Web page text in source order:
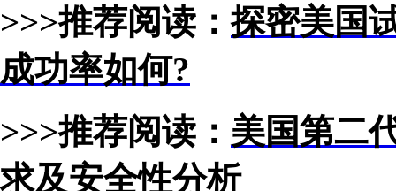
>>>推荐阅读：探密美国
成功率如何?
>>>推荐阅读： 美国第二
求及安全性分析